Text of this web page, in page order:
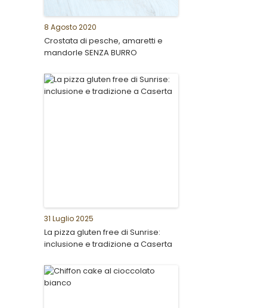
8 Agosto 2020
Crostata di pesche, amaretti e
mandorle SENZA BURRO
31 Luglio 2025
La pizza gluten free di Sunrise:
inclusione e tradizione a Caserta